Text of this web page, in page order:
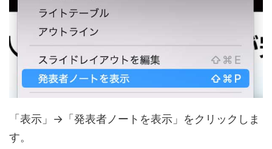
「表示」→「発表者ノートを表示」をクリックしま
す。